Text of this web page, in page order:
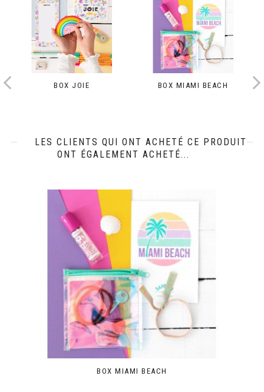
BOX JOIE BOX MIAMI BEACH
LES CLIENTS QUI ONT ACHETÉ CE PRODUIT
ONT ÉGALEMENT ACHETÉ...
BOX MIAMI BEACH